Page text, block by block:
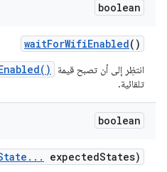
boolean
waitForWifiEnabled()
انتظِر إلى أن تصبح قيمة
تلقائية.
boolean
. . . expectedStates)